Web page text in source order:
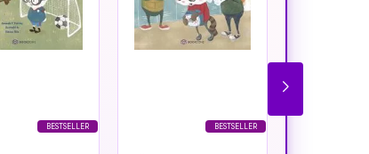
BESTSELLER BESTSELLER